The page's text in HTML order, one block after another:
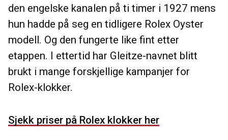
den engelske kanalen på ti timer i 1927 mens
hun hadde på seg en tidligere Rolex Oyster
modell. Og den fungerte like fint etter
etappen. I ettertid har Gleitze-navnet blitt
brukt i mange forskjellige kampanjer for
Rolex-klokker.
Sjekk priser på Rolex klokker her